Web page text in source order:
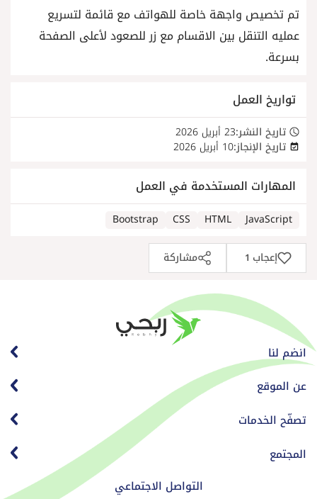
تم تخصيص واجهة خاصة للهواتف مع قائمة لتسريع
عمليه التنقل بين الاقسام مع زر للصعود لأعلى الصفحة
بسرعة.
تواريخ العمل
تاريخ النشر:23 أبريل 2026
تاريخ الإنجاز:10 أبريل 2026
المهارات المستخدمة في العمل
JavaScript
HTML
CSS
Bootstrap
إعجاب 1 مشاركة
انضم لنا
عن الموقع
تصفّح الخدمات
المجتمع
التواصل الاجتماعي